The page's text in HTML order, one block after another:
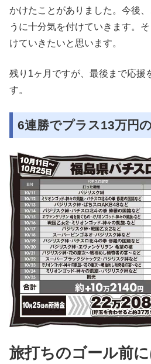
かけたことがありました。今後
うに十分気を付けていきます。
けていきたいと思います。
残り1ヶ月ですが、最後まで応援
す。
6連勝でプラス13万円
旅打ちのゴール前